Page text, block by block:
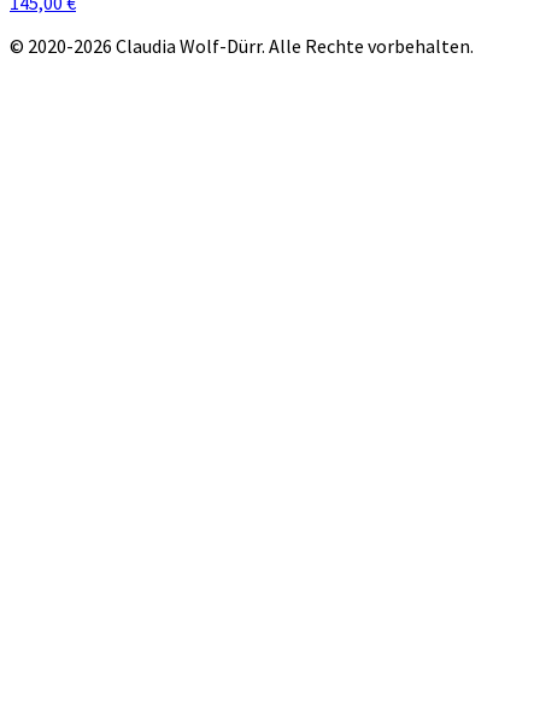
© 2020-2026 Claudia Wolf-Dürr. Alle Rechte vorbehalten.